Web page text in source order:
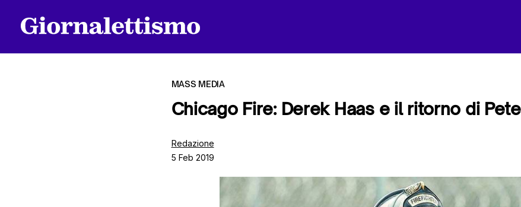
MASS MEDIA
Chicago Fire: Derek Haas e il ritorno di
Redazione
5 Feb 2019